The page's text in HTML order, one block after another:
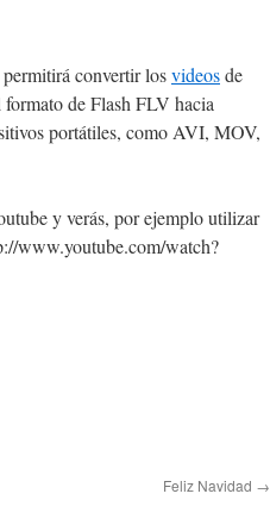
convertir losvideosde
de Flash FLV hacia
portátiles, como AVI, MOV,
y verás, por ejemplo utilizar
www.youtube.com/watch?
Feliz Navidad →